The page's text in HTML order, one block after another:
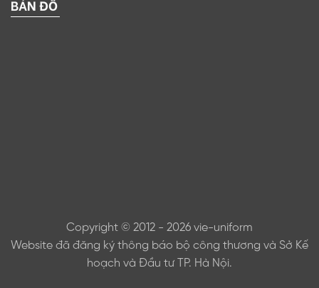
BẢN ĐỒ
Copyright © 2012 - 2026 vie-uniform
Website đã đăng ký thông báo bộ công thương và Sở Kế
hoạch và Đầu tư TP. Hà Nội.